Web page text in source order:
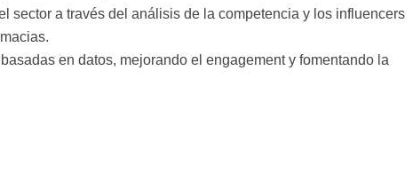
sector a través del análisis de la competencia y los influencers
en datos, mejorando el engagement y fomentando la